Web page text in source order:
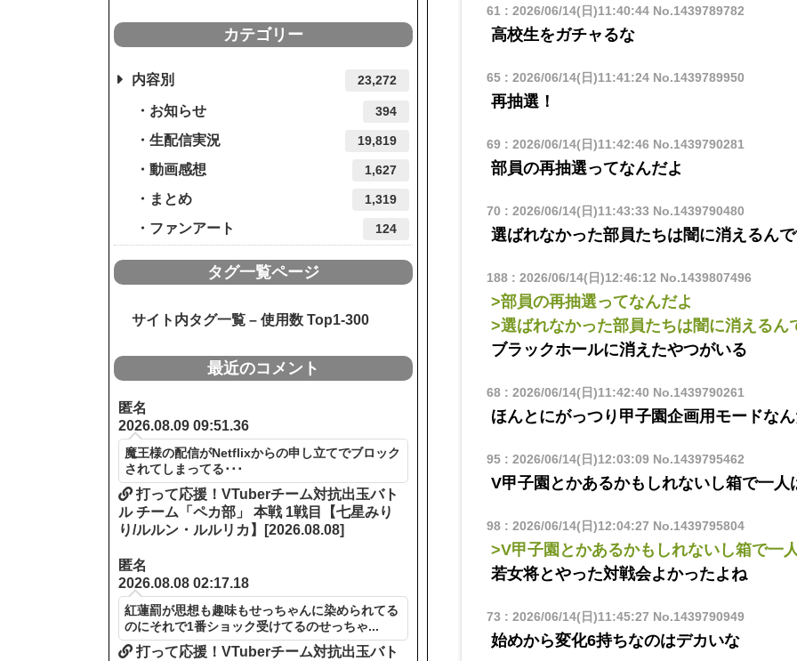
61: 2026/06/14(日)11:40:44No.1439789782
高校生をガチャるな
65: 2026/06/14(日)11:41:24No.1439789950
再抽選！
69: 2026/06/14(日)11:42:46 No.1439790281
部員の再抽選ってなんだよ
70 : 2026/06/14(日)11:43:33 No.1439790480
選ばれなかった部員たちは闇に消えるん
188: 2026/06/14(日)12:46:12 No.1439807496
>部員の再抽選ってなんだよ
>選ばれなかった部員たちは闇に消えるん
ブラックホールに消えたやつがいる
68: 2026/06/14(日)11:42:40 No.1439790261
ほんとにがっつり甲子園企画用モードな
95: 2026/06/14(日)12:03:09No.1439795462
V甲子園とかあるかもしれないし箱で一人
98: 2026/06/14(日)12:04:27 No.1439795804
>V甲子園とかあるかもしれないし箱で一
若女将とやった対戦会よかったよね
73 : 2026/06/14(日)11:45:27 No.1439790949
始めから変化6持ちなのはデカいな
カテゴリー
内容別 23,272
お知らせ 394
生配信実況 19,819
動画感想 1,627
まとめ 1,319
ファンアート 124
タグ一覧ページ
サイト内タグ一覧 – 使用数 Top1-300
最近のコメント
匿名
2026.08.09 09:51.36
魔王様の配信がNetflixからの申し立てでブロック
されてしまってる･･･
打って応援！VTuberチーム対抗出玉バト
ル チーム「ペカ部」 本戦 1戦目【七星みり
り/ルルン・ルルリカ】[2026.08.08]
匿名
2026.08.08 02:17.18
紅蓮罰が思想も趣味もせっちゃんに染められてる
のにそれで1番ショック受けてるのせっちゃ...
打って応援！VTuberチーム対抗出玉バト